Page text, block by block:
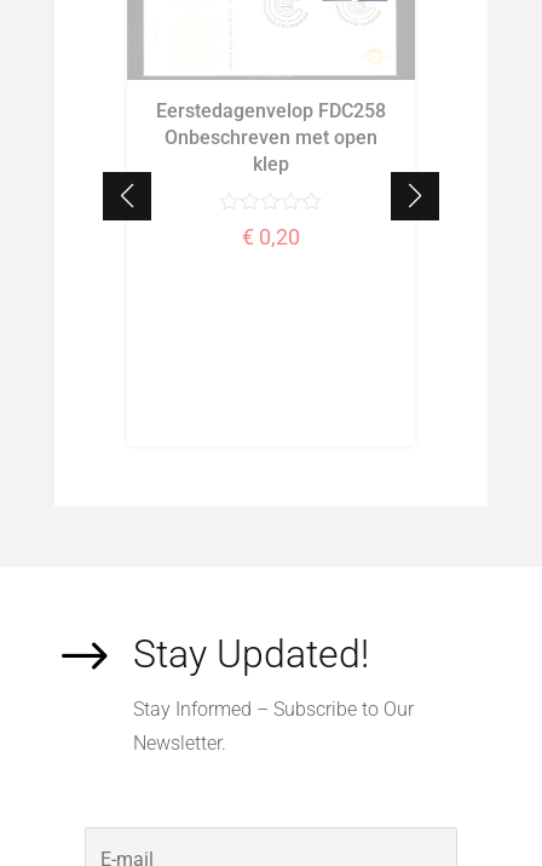
Eerstedagenvelop FDC258
Onbeschreven met open
klep
€ 0,20
$ Stay Updated!
Stay Informed – Subscribe to Our
Newsletter.